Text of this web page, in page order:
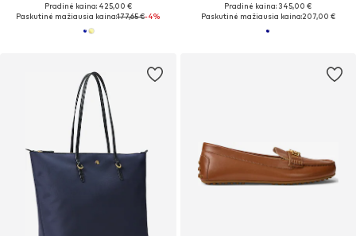
Pradinė kaina: 425,00 €
Paskutinė mažiausia kaina:177,65 €-4%
Pradinė kaina: 345,00 €
Paskutinė mažiausia kaina:207,00 €